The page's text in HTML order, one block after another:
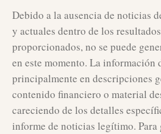
Debido a la ausencia de noticias
y actuales dentro de los
proporcionados, no se puede
en este momento. La información
principalmente en descripciones
contenido financiero o material
careciendo de los detalles
informe de noticias legítimo.